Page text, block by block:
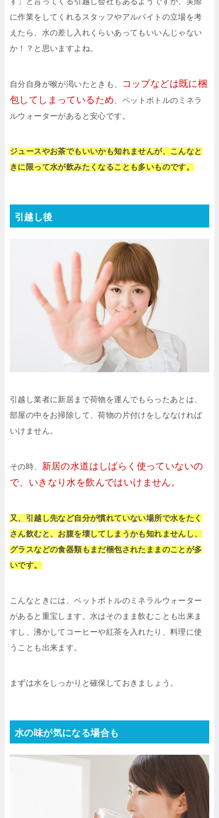
に作業をしてくれるスタッフやアルバイトの立場を考
えたら、水の差し入れくらいあってもいいんじゃない
か！？と思いますよね。
自分自身が喉が渇いたときも、
コップなどは既に梱
包してしまっているため 、ペットボトルのミネラ
ルウォーターがあると安心です。
ジュースやお茶でもいいかも知れませんが、こんなと
きに限って水が飲みたくなることも多いものです。
引越し後
引越し業者に新居まで荷物を運んでもらったあとは、
部屋の中をお掃除して、荷物の片付けをしななければ
いけません。
その時、 新居の水道はしばらく使っていないの
で、いきなり水を飲んではいけません。
又、引越し先など自分が慣れていない場所で水をたく
さん飲むと、お腹を壊してしまうかも知れませんし、
グラスなどの食器類もまだ梱包されたままのことが多
いです。
こんなときには、ペットボトルのミネラルウォーター
があると重宝します。水はそのまま飲むことも出来ま
すし、沸かしてコーヒーや紅茶を入れたり、料理に使
うことも出来ます。
まずは水をしっかりと確保しておきましょう。
水の味が気になる場合も